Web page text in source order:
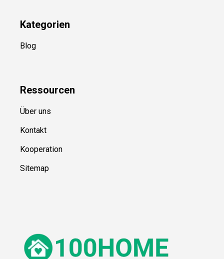
Kategorien
Blog
Ressourcen
Über uns
Kontakt
Kooperation
Sitemap